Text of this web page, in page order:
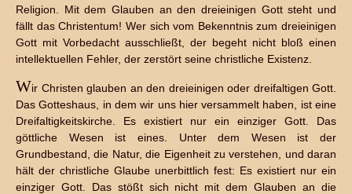
Religion. Mit dem Glauben an den dreieinigen Gott steht und
fällt das Christentum! Wer sich vom Bekenntnis zum dreieinigen
Gott mit Vorbedacht ausschließt, der begeht nicht bloß einen
intellektuellen Fehler, der zerstört seine christliche Existenz.
Wir Christen glauben an den dreieinigen oder dreifaltigen Gott.
Das Gotteshaus, in dem wir uns hier versammelt haben, ist eine
Dreifaltigkeitskirche. Es existiert nur ein einziger Gott. Das
göttliche Wesen ist eines. Unter dem Wesen ist der
Grundbestand, die Natur, die Eigenheit zu verstehen, und daran
hält der christliche Glaube unerbittlich fest: Es existiert nur ein
einziger Gott. Das stößt sich nicht mit dem Glauben an die